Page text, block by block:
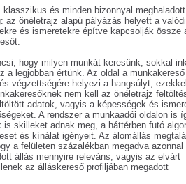
és minden bizonnyal
az önéletrajz alapú pályázás helyett a valódi
és ismeretekre építve kapcsolják össze
hogy milyen munkát keresünk, sokkal
a legjobban értünk. Az oldal a munkakereső
végzettségére helyezi a hangsúlyt,
nem kell az önéletrajz
adatok, vagyis a képességek és
A rendszer a munkaadói oldalon is
is skilleket adnak meg, a háttérben futó
és kínálat igényeit. Az álomállás
a felületen százalékban megadva azonnal
állás mennyire releváns, vagyis az elvárt
az álláskereső profiljában megadott